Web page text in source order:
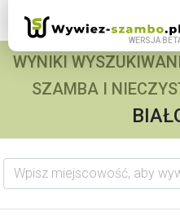
WYNIKI
SZAMBA I
Wpisz miejscowość, aby wywieźć szambo